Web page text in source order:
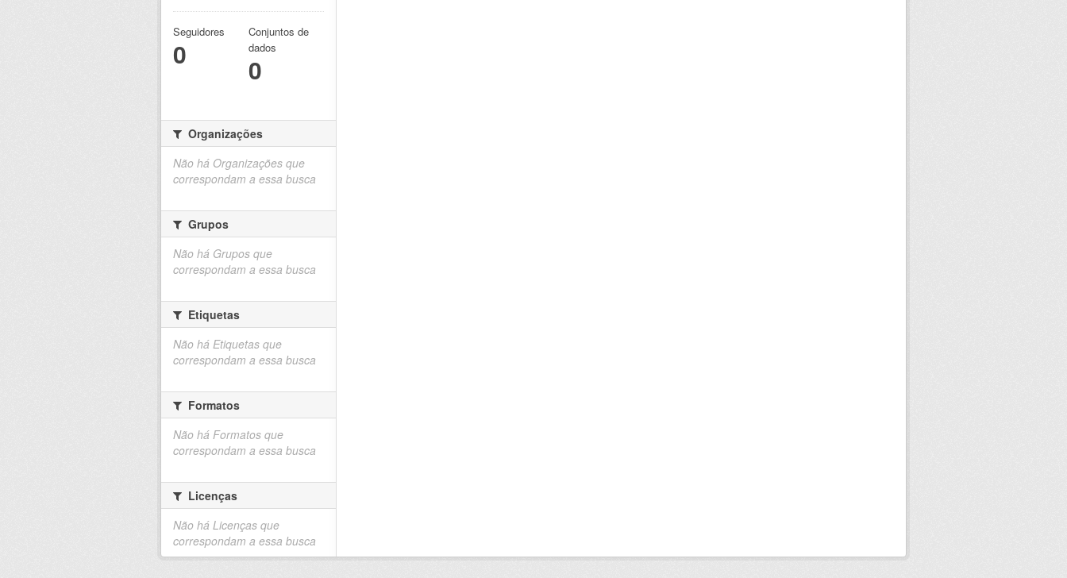
Seguidores
0
Conjuntos de
dados
0
Organizações
Não há Organizações que
correspondam a essa busca
Grupos
Não há Grupos que
correspondam a essa busca
Etiquetas
Não há Etiquetas que
correspondam a essa busca
Formatos
Não há Formatos que
correspondam a essa busca
Licenças
Não há Licenças que
correspondam a essa busca